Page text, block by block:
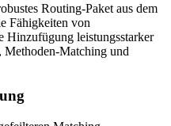
Routing-Paket aus dem
Fähigkeiten von
Hinzufügung leistungsstarker
Methoden-Matching und